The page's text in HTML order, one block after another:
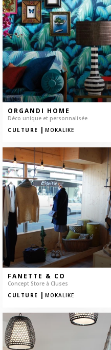
ORGANDI HOME
Déco unique et personnalisée
CULTURE | MOKALIKE
FANETTE & CO
Concept Store à Cluses
CULTURE | MOKALIKE